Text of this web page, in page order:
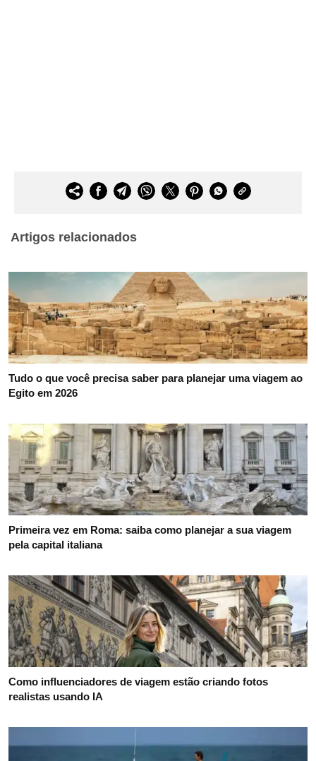
Artigos relacionados
Tudo o que você precisa saber para planejar uma viagem ao
Egito em 2026
Primeira vez em Roma: saiba como planejar a sua viagem
pela capital italiana
Como influenciadores de viagem estão criando fotos
realistas usando IA